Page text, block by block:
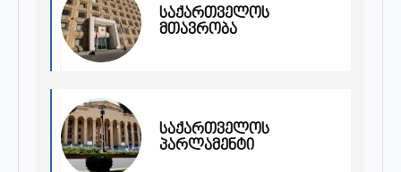
საქართველოს
მთავრობა
საქართველოს
პარლამენტი